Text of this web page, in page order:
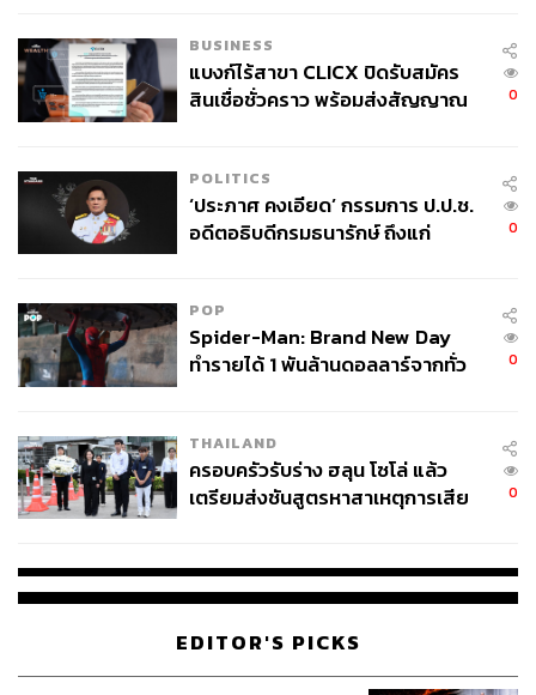
BUSINESS
แบงก์ไร้สาขา CLICX ปิดรับสมัคร
สินเชื่อชั่วคราว พร้อมส่งสัญญาณ
0
POLITICS
‘ประภาศ คงเอียด’ กรรมการ ป.ป.ช.
อดีตอธิบดีกรมธนารักษ์ ถึงแก่
0
POP
Spider-Man: Brand New Day
ทำรายได้ 1 พันล้านดอลลาร์จากทั่ว
0
THAILAND
ครอบครัวรับร่าง ฮลุน โซโล่ แล้ว
เตรียมส่งชันสูตรหาสาเหตุการเสีย
0
EDITOR'S PICKS